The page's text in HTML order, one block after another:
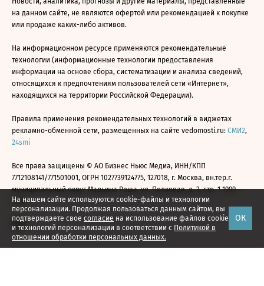
На нашем сайте используются cookie-файлы и технологии
персонализации. Продолжая пользоваться данным сайтом, вы
подтверждаете свое согласие на использование файлов cookie
и технологий персонализации в соответствии с Политикой в
отношении обработки персональных данных.
ОК
на данном сайте, не являются офертой или рекомендацией к покупке
или продаже каких-либо активов.
На информационном ресурсе применяются рекомендательные
технологии (информационные технологии предоставления
информации на основе сбора, систематизации и анализа сведений,
относящихся к предпочтениям пользователей сети «Интернет»,
находящихся на территории Российской Федерации).
Правила применения рекомендательных технологий в виджетах
рекламно-обменной сети, размещенных на сайте vedomosti.ru: СМИ2,
24smi
Все права защищены © АО Бизнес Ньюс Медиа, ИНН/КПП
7712108141/771501001, ОГРН 1027739124775, 127018, г. Москва, вн.тер.г.
муниципальный округ Марьина Роща, ул. Полковая, д. 3, стр. 1 1999—
2026